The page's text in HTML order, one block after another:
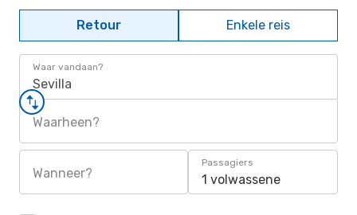
Retour Enkele reis
Waar vandaan?
Sevilla
Waarheen?
Wanneer?
Passagiers
1 volwassene